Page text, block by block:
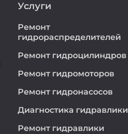
Услуги
Ремонт
гидрораспределителей
Ремонт гидроцилиндров
Ремонт гидромоторов
Ремонт гидронасосов
Диагностика гидравлики
Ремонт гидравлики